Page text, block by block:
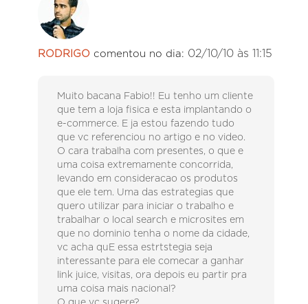
RODRIGO comentou no dia: 02/10/10 às 11:15
Muito bacana Fabio!! Eu tenho um cliente
que tem a loja fisica e esta implantando o
e-commerce. E ja estou fazendo tudo
que vc referenciou no artigo e no video.
O cara trabalha com presentes, o que e
uma coisa extremamente concorrida,
levando em consideracao os produtos
que ele tem. Uma das estrategias que
quero utilizar para iniciar o trabalho e
trabalhar o local search e microsites em
que no dominio tenha o nome da cidade,
vc acha quE essa estrtstegia seja
interessante para ele comecar a ganhar
link juice, visitas, ora depois eu partir pra
uma coisa mais nacional?